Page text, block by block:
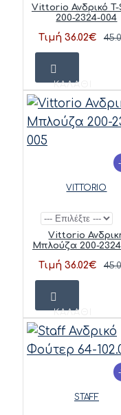
Vittorio Ανδρικό
200-2324-004
Τιμή 36.02€
ΚΑΛΆΘΙ
VITTORIO
Vittorio
Μπλούζα 200-
Τιμή 36.02€
ΚΑΛΆΘΙ
STAFF